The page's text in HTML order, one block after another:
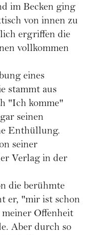
im Becken ging
von innen zu
ergriffen die
vollkommen
eines
stammt aus
"Ich komme"
seinen
Enthüllung.
seiner
Verlag in der
die berühmte
er, "mir ist schon
Offenheit
Aber durch so